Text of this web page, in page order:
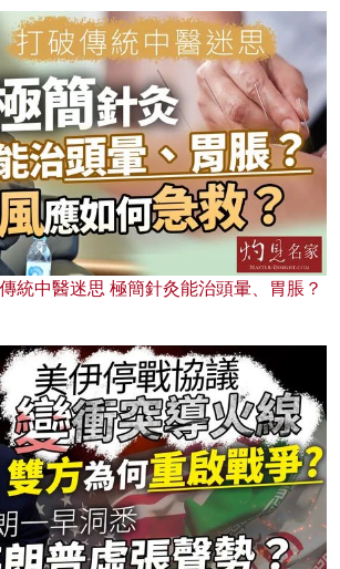
統中醫迷思 極簡針灸能治頭暈、胃脹？